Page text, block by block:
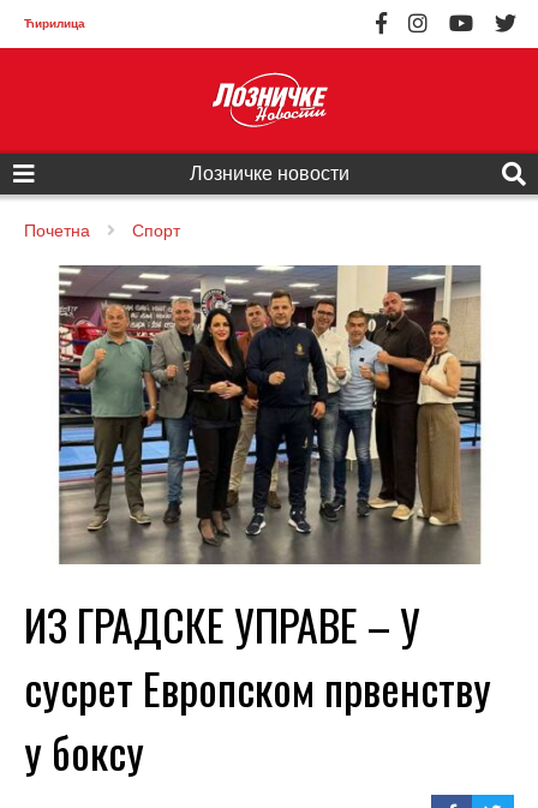
Ћирилица
Лозничке новости
Почетна Спорт
ИЗ ГРАДСКЕ УПРАВЕ – У
сусрет Европском првенству
у боксу